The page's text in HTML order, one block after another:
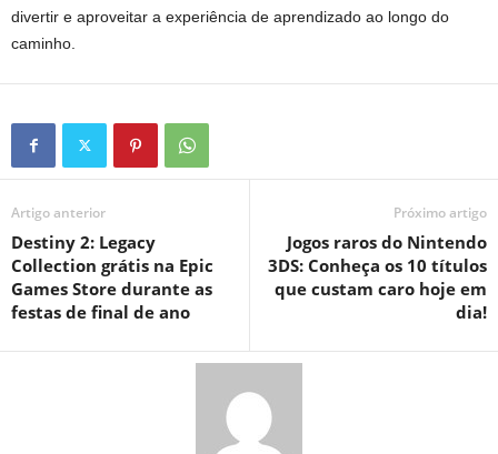
divertir e aproveitar a experiência de aprendizado ao longo do
caminho.
Artigo anterior
Destiny 2: Legacy
Collection grátis na Epic
Games Store durante as
festas de final de ano
Próximo artigo
Jogos raros do Nintendo
3DS: Conheça os 10 títulos
que custam caro hoje em
dia!